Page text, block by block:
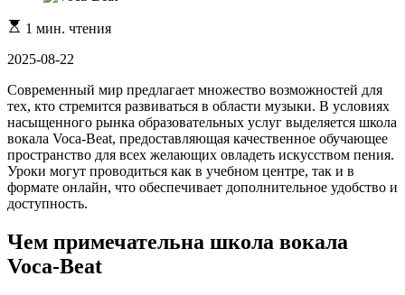
Расчетное
чтения
1 мин. чтения
2025-08-22
Современный мир предлагает множество возможностей для
тех, кто стремится развиваться в области музыки. В условиях
насыщенного рынка образовательных услуг выделяется школа
вокала Voca-Beat, предоставляющая качественное обучающее
пространство для всех желающих овладеть искусством пения.
Уроки могут проводиться как в учебном центре, так и в
формате онлайн, что обеспечивает дополнительное удобство и
доступность.
Чем примечательна школа вокала
Voca-Beat